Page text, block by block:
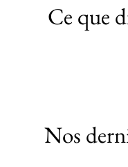
Ce que
Nos